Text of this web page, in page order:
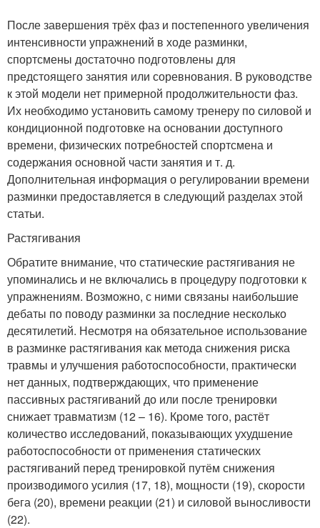
После завершения трёх фаз и постепенного увеличения
интенсивности упражнений в ходе разминки,
спортсмены достаточно подготовлены для
предстоящего занятия или соревнования. В руководстве
к этой модели нет примерной продолжительности фаз.
Их необходимо установить самому тренеру по силовой и
кондиционной подготовке на основании доступного
времени, физических потребностей спортсмена и
содержания основной части занятия и т. д.
Дополнительная информация о регулировании времени
разминки предоставляется в следующий разделах этой
статьи.
Растягивания
Обратите внимание, что статические растягивания не
упоминались и не включались в процедуру подготовки к
упражнениям. Возможно, с ними связаны наибольшие
дебаты по поводу разминки за последние несколько
десятилетий. Несмотря на обязательное использование
в разминке растягивания как метода снижения риска
травмы и улучшения работоспособности, практически
нет данных, подтверждающих, что применение
пассивных растягиваний до или после тренировки
снижает травматизм (12 – 16). Кроме того, растёт
количество исследований, показывающих ухудшение
работоспособности от применения статических
растягиваний перед тренировкой путём снижения
производимого усилия (17, 18), мощности (19), скорости
бега (20), времени реакции (21) и силовой выносливости
(22).